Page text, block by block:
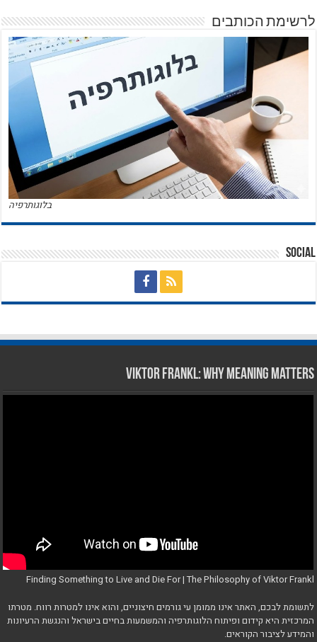
לרשימת הכותבים
בלוגותרפיה
Social
Viktor Frankl: Why Meaning Matters
Finding Something to Live and Die For | The Philosophy of Viktor Frankl
לתשומת לבכם, האתר אינו ממומן עי גורמים חיצוניים, והוא אינו למטרות רווח. מטרתו
המרכזית היא קידום ופיתוח הלוגותרפיה והמשמעות בחיים בישראל והנגשת הרעיונות
והמידע לציבור הקוראים.